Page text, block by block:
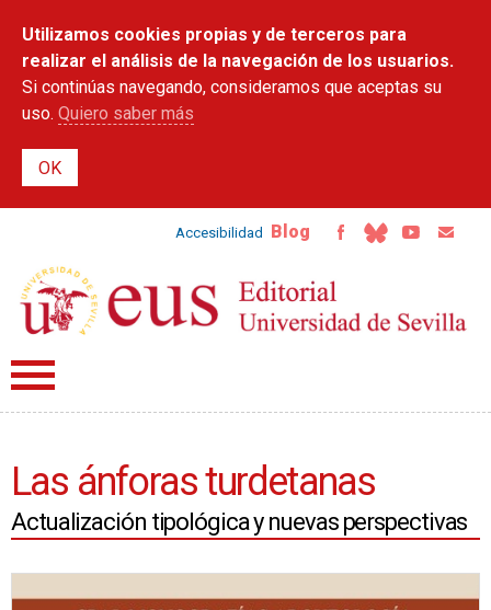
contenido
principal
Utilizamos cookies propias y de terceros para
realizar el análisis de la navegación de los usuarios.
Si continúas navegando, consideramos que aceptas su
uso. Quiero saber más
Accesibilidad Blog
Las ánforas turdetanas
Actualización tipológica y nuevas perspectivas